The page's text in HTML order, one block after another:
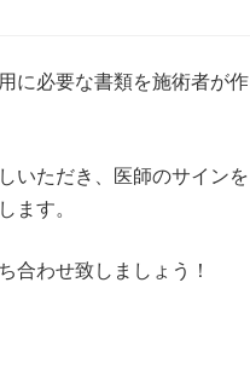
に必要な書類を施術者が作
いただき、医師のサインを
ます。
合わせ致しましょう！